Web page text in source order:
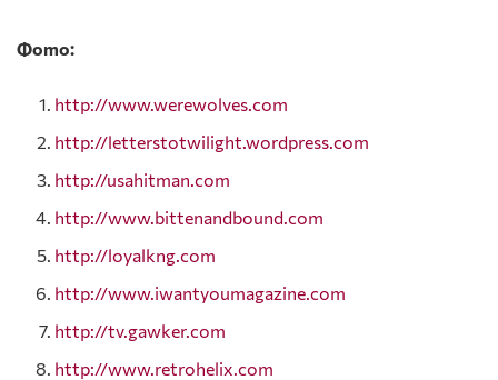
Фото:
http://www.werewolves.com
http://letterstotwilight.wordpress.com
http://usahitman.com
http://www.bittenandbound.com
http://loyalkng.com
http://www.iwantyoumagazine.com
http://tv.gawker.com
http://www.retrohelix.com